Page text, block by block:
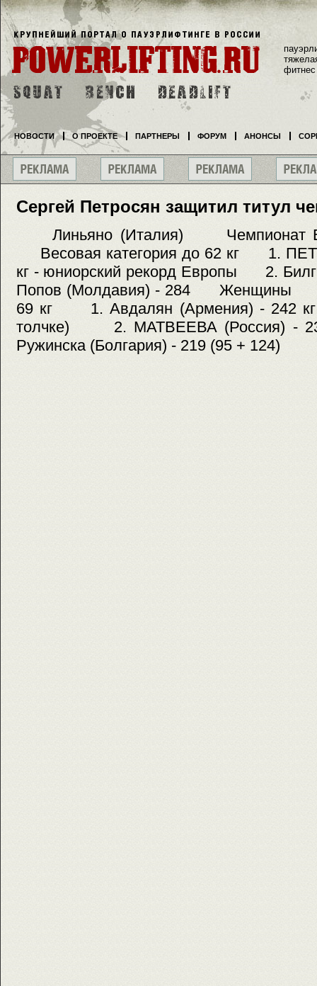
Сергей Петросян защитил титул
Линьяно (Италия)
Весовая категория до 62 кг 1.
кг - юниорский рекорд Европы 2.
Попов (Молдавия) - 284 Женщины
69 кг 1. Авдалян (Армения) - 242 кг
толчке) 2. МАТВЕЕВА (Россия) -
Ружинска (Болгария) - 219 (95 + 124)
фитнес
НОВОСТИ О ПРОЕКТЕ ПАРТНЕРЫ ФОРУМ АНОНСЫ